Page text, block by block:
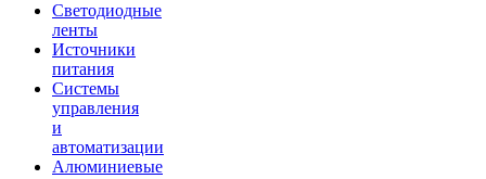
Светодиодные
ленты
Источники
питания
Системы
управления
и
автоматизации
Алюминиевые